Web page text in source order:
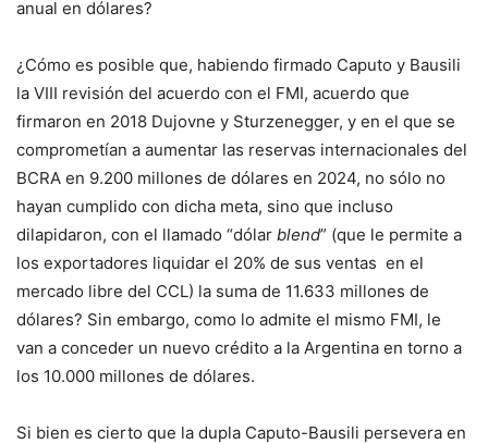
anual en dólares?
¿Cómo es posible que, habiendo firmado Caputo y Bausili
la VIII revisión del acuerdo con el FMI, acuerdo que
firmaron en 2018 Dujovne y Sturzenegger, y en el que se
comprometían a aumentar las reservas internacionales del
BCRA en 9.200 millones de dólares en 2024, no sólo no
hayan cumplido con dicha meta, sino que incluso
dilapidaron, con el llamado “dólar blend” (que le permite a
los exportadores liquidar el 20% de sus ventas en el
mercado libre del CCL) la suma de 11.633 millones de
dólares? Sin embargo, como lo admite el mismo FMI, le
van a conceder un nuevo crédito a la Argentina en torno a
los 10.000 millones de dólares.
Si bien es cierto que la dupla Caputo-Bausili persevera en